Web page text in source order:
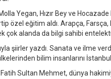
Yegan, Hızır Bey ve
özel eğitim aldı. Arapça,
alanda da bilgi sahibi
şiirler yazdı. Sanata ve ilme
bilim insanlarını
Fatih Sultan Mehmet, dünya